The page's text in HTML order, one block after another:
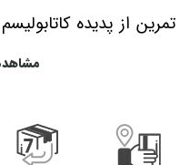
تمرین از پدیده
کرده و به سبب وجود
رشد بهتر عضلانی را